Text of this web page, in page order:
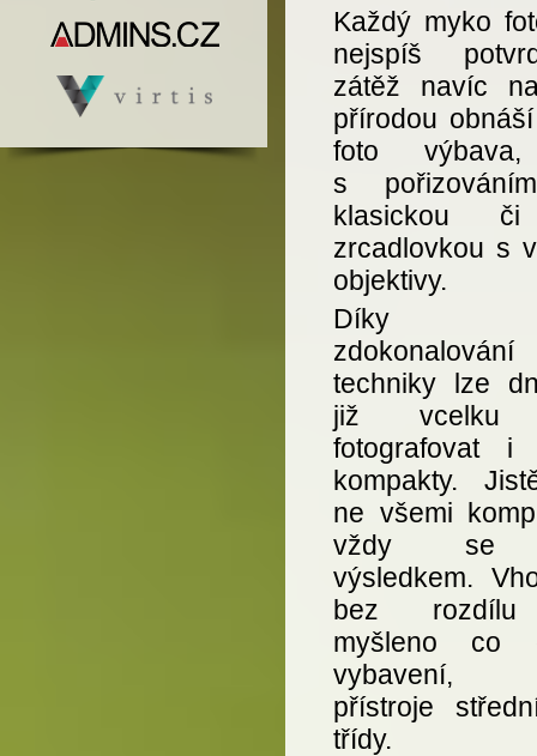
Každý myko
nejspíš
zátěž navíc
přírodou
foto výbava,
s
klasickou či
zrcadlovkou s
objektivy.
Díky
techniky lze
již vcelku
fotografovat i
kompakty.
ne všemi
vždy se
výsledkem.
bez rozdílu
myšleno co
vybavení,
přístroje
třídy.